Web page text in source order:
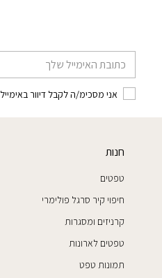
אני מסכימ/ה לקבל דיוור באימייל
חנות
טפטים
חיפוי קיר סרגל פולימרי
קרניזים ומסגרות
טפטים לארונות
תמונות טפט